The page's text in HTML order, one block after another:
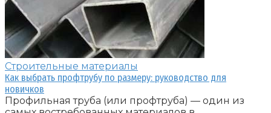
Строительные материалы
Как выбрать профтрубу по размеру: руководство для
новичков
Профильная труба (или профтруба) — один из